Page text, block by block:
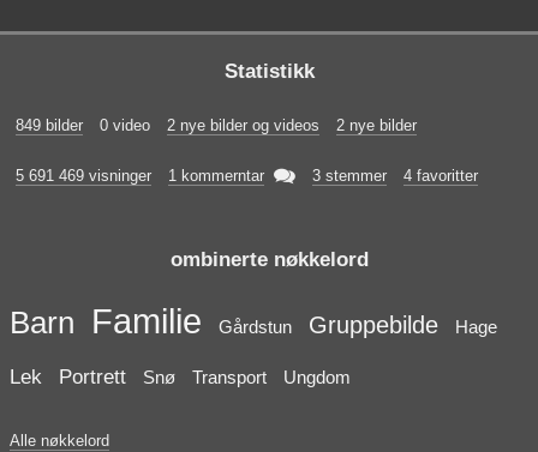
Statistikk
849 bilder 0 video 2 nye bilder og videos 2 nye bilder
5 691 469 visninger 1 kommerntar  3 stemmer 4 favoritter
ombinerte nøkkelord
Barn Familie Gårdstun Gruppebilde Hage
Lek Portrett Snø Transport Ungdom
Alle nøkkelord